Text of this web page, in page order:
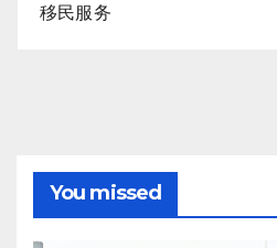
移民服务
You missed